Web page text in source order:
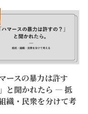
マースの暴力は許す
と聞かれたら ― 抵
織・民衆を分けて考